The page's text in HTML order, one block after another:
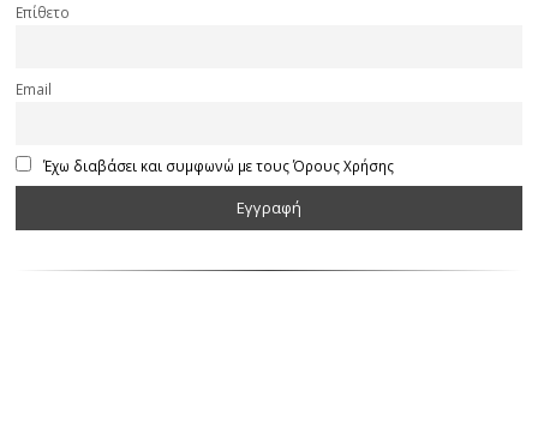
Επίθετο
Email
Έχω διαβάσει και συμφωνώ με τους Όρους Χρήσης